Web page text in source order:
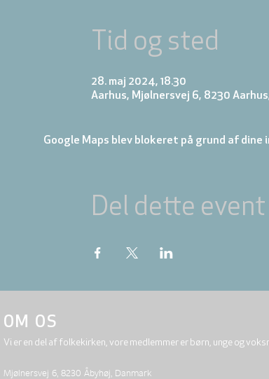
Tid og sted
28. maj 2024, 18.30
Aarhus, Mjølnersvej 6, 8230
Google Maps blev blokeret på grund af
Del dette event
OM OS
Vi er en del af folkekirken, vore medlemmer er børn, unge og
Mjølnersvej 6, 8230 Åbyhøj, Danmark